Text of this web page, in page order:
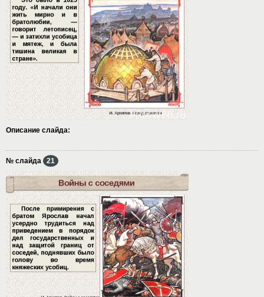
Описание слайда:
№ слайда 21